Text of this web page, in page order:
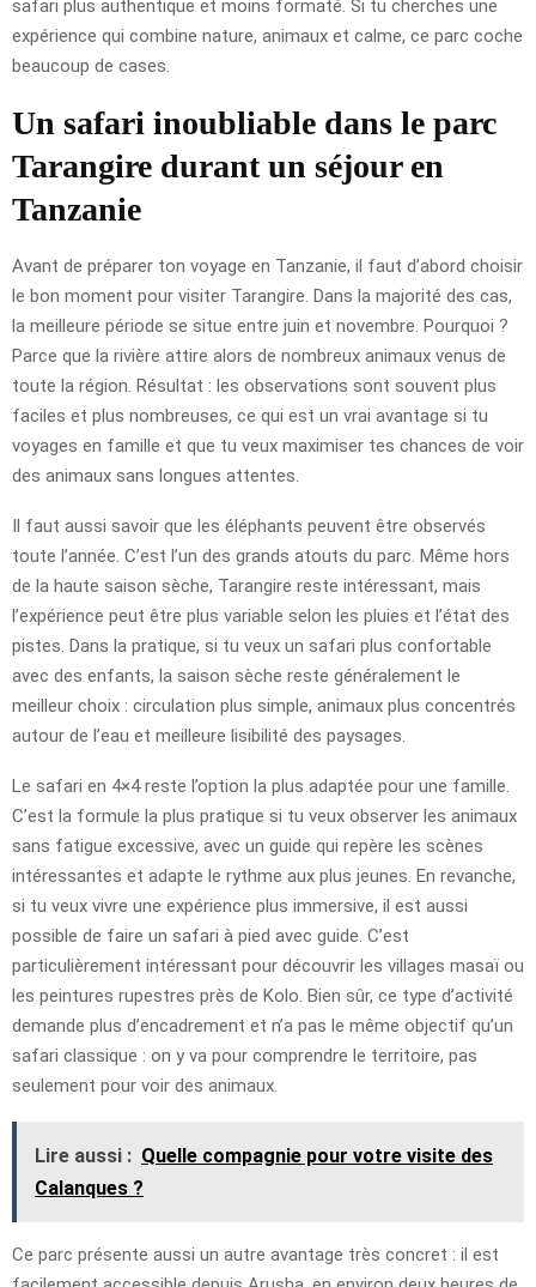
safari plus authentique et moins formaté. Si tu cherches une
expérience qui combine nature, animaux et calme, ce parc coche
beaucoup de cases.
Un safari inoubliable dans le parc
Tarangire durant un séjour en
Tanzanie
Avant de préparer ton voyage en Tanzanie, il faut d’abord choisir
le bon moment pour visiter Tarangire. Dans la majorité des cas,
la meilleure période se situe entre juin et novembre. Pourquoi ?
Parce que la rivière attire alors de nombreux animaux venus de
toute la région. Résultat : les observations sont souvent plus
faciles et plus nombreuses, ce qui est un vrai avantage si tu
voyages en famille et que tu veux maximiser tes chances de voir
des animaux sans longues attentes.
Il faut aussi savoir que les éléphants peuvent être observés
toute l’année. C’est l’un des grands atouts du parc. Même hors
de la haute saison sèche, Tarangire reste intéressant, mais
l’expérience peut être plus variable selon les pluies et l’état des
pistes. Dans la pratique, si tu veux un safari plus confortable
avec des enfants, la saison sèche reste généralement le
meilleur choix : circulation plus simple, animaux plus concentrés
autour de l’eau et meilleure lisibilité des paysages.
Le safari en 4×4 reste l’option la plus adaptée pour une famille.
C’est la formule la plus pratique si tu veux observer les animaux
sans fatigue excessive, avec un guide qui repère les scènes
intéressantes et adapte le rythme aux plus jeunes. En revanche,
si tu veux vivre une expérience plus immersive, il est aussi
possible de faire un safari à pied avec guide. C’est
particulièrement intéressant pour découvrir les villages masaï ou
les peintures rupestres près de Kolo. Bien sûr, ce type d’activité
demande plus d’encadrement et n’a pas le même objectif qu’un
safari classique : on y va pour comprendre le territoire, pas
seulement pour voir des animaux.
Lire aussi : Quelle compagnie pour votre visite des
Calanques ?
Ce parc présente aussi un autre avantage très concret : il est